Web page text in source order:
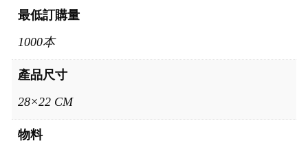
最低訂購量
1000本
產品尺寸
28×22 CM
物料